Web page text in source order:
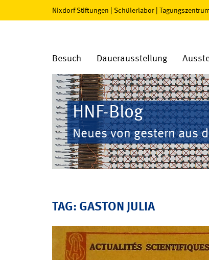
Nixdorf-Stiftungen | Schülerlabor | Tagungszentrum
Besuch Dauerausstellung
HNF-Blog
Neues von gestern aus
TAG: GASTON JULIA